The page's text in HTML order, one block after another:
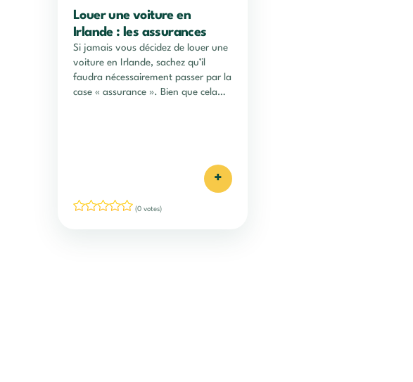
Louer une voiture en
Irlande : les assurances
Si jamais vous décidez de louer une
voiture en Irlande, sachez qu’il
faudra nécessairement passer par la
case « assurance ». Bien que cela…
+
(0 votes)